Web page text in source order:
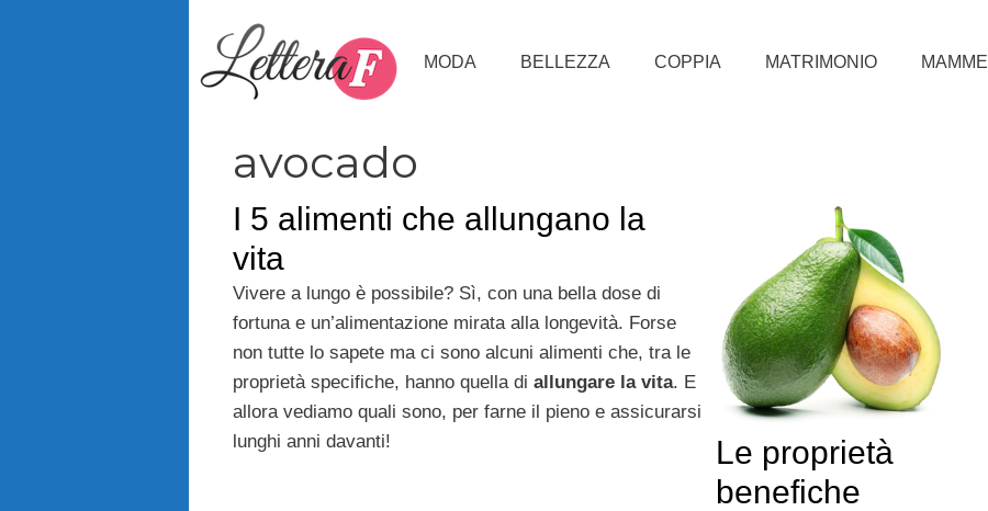
MODA BELLEZZA COPPIA MATRIMONIO MAMME
avocado
I 5 alimenti che allungano la
vita
Vivere a lungo è possibile? Sì, con una bella dose di
fortuna e un’alimentazione mirata alla longevità. Forse
non tutte lo sapete ma ci sono alcuni alimenti che, tra le
proprietà specifiche, hanno quella di allungare la vita. E
allora vediamo quali sono, per farne il pieno e assicurarsi
lunghi anni davanti!
Le proprietà
benefiche